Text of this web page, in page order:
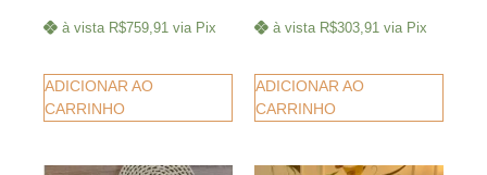
à vista R$759,91 via Pix
ADICIONAR AO
CARRINHO
à vista R$303,91 via Pix
ADICIONAR AO
CARRINHO